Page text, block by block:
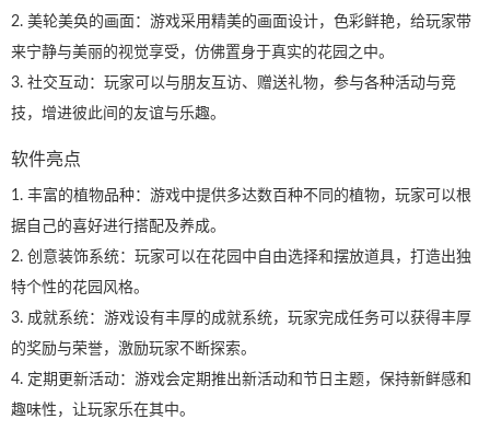
2. 美轮美奂的画面：游戏采用精美的画面设计，色彩鲜艳，给玩家带
来宁静与美丽的视觉享受，仿佛置身于真实的花园之中。
3. 社交互动：玩家可以与朋友互访、赠送礼物，参与各种活动与竞
技，增进彼此间的友谊与乐趣。
软件亮点
1. 丰富的植物品种：游戏中提供多达数百种不同的植物，玩家可以根
据自己的喜好进行搭配及养成。
2. 创意装饰系统：玩家可以在花园中自由选择和摆放道具，打造出独
特个性的花园风格。
3. 成就系统：游戏设有丰厚的成就系统，玩家完成任务可以获得丰厚
的奖励与荣誉，激励玩家不断探索。
4. 定期更新活动：游戏会定期推出新活动和节日主题，保持新鲜感和
趣味性，让玩家乐在其中。